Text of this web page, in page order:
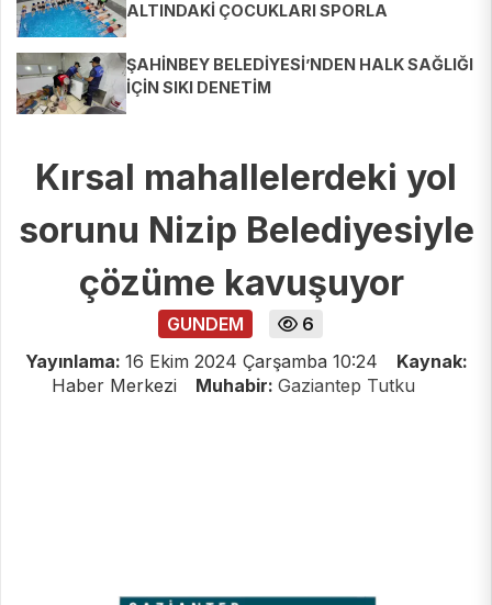
ALTINDAKİ ÇOCUKLARI SPORLA
ŞAHİNBEY BELEDİYESİ’NDEN HALK SAĞLIĞI
İÇİN SIKI DENETİM
Kırsal mahallelerdeki yol
sorunu Nizip Belediyesiyle
çözüme kavuşuyor
GUNDEM
6
Yayınlama: 16 Ekim 2024 Çarşamba 10:24
Kaynak:
Haber Merkezi
Muhabir: Gaziantep Tutku